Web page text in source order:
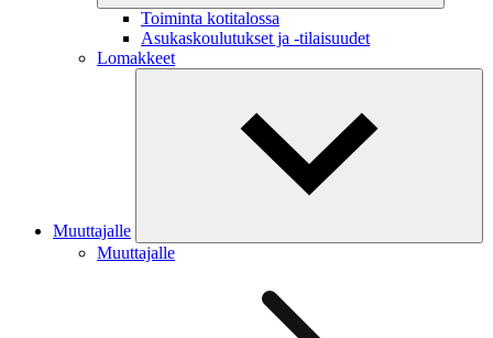
Toiminta kotitalossa
Asukaskoulutukset ja -tilaisuudet
Lomakkeet
Muuttajalle
Muuttajalle